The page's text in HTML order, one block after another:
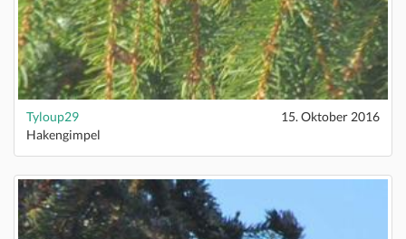
Tyloup29
15. Oktober 2016
Hakengimpel